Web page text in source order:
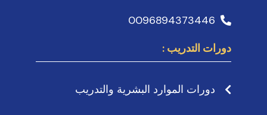
0096894373446
دورات التدريب :
دورات الموارد البشرية والتدريب